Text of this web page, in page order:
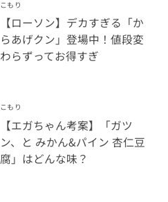
こもり
【ローソン】デカすぎる「か
らあげクン」登場中！値段変
わらずってお得すぎ
こもり
【エガちゃん考案】「ガツ
ン、と みかん&パイン 杏仁豆
腐」はどんな味？